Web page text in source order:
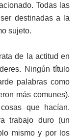
Todas las
destinadas a la
sujeto.
de la actitud en
Ningún título
palabras como
más comunes),
que hacían.
trabajo duro (un
mismo y por los